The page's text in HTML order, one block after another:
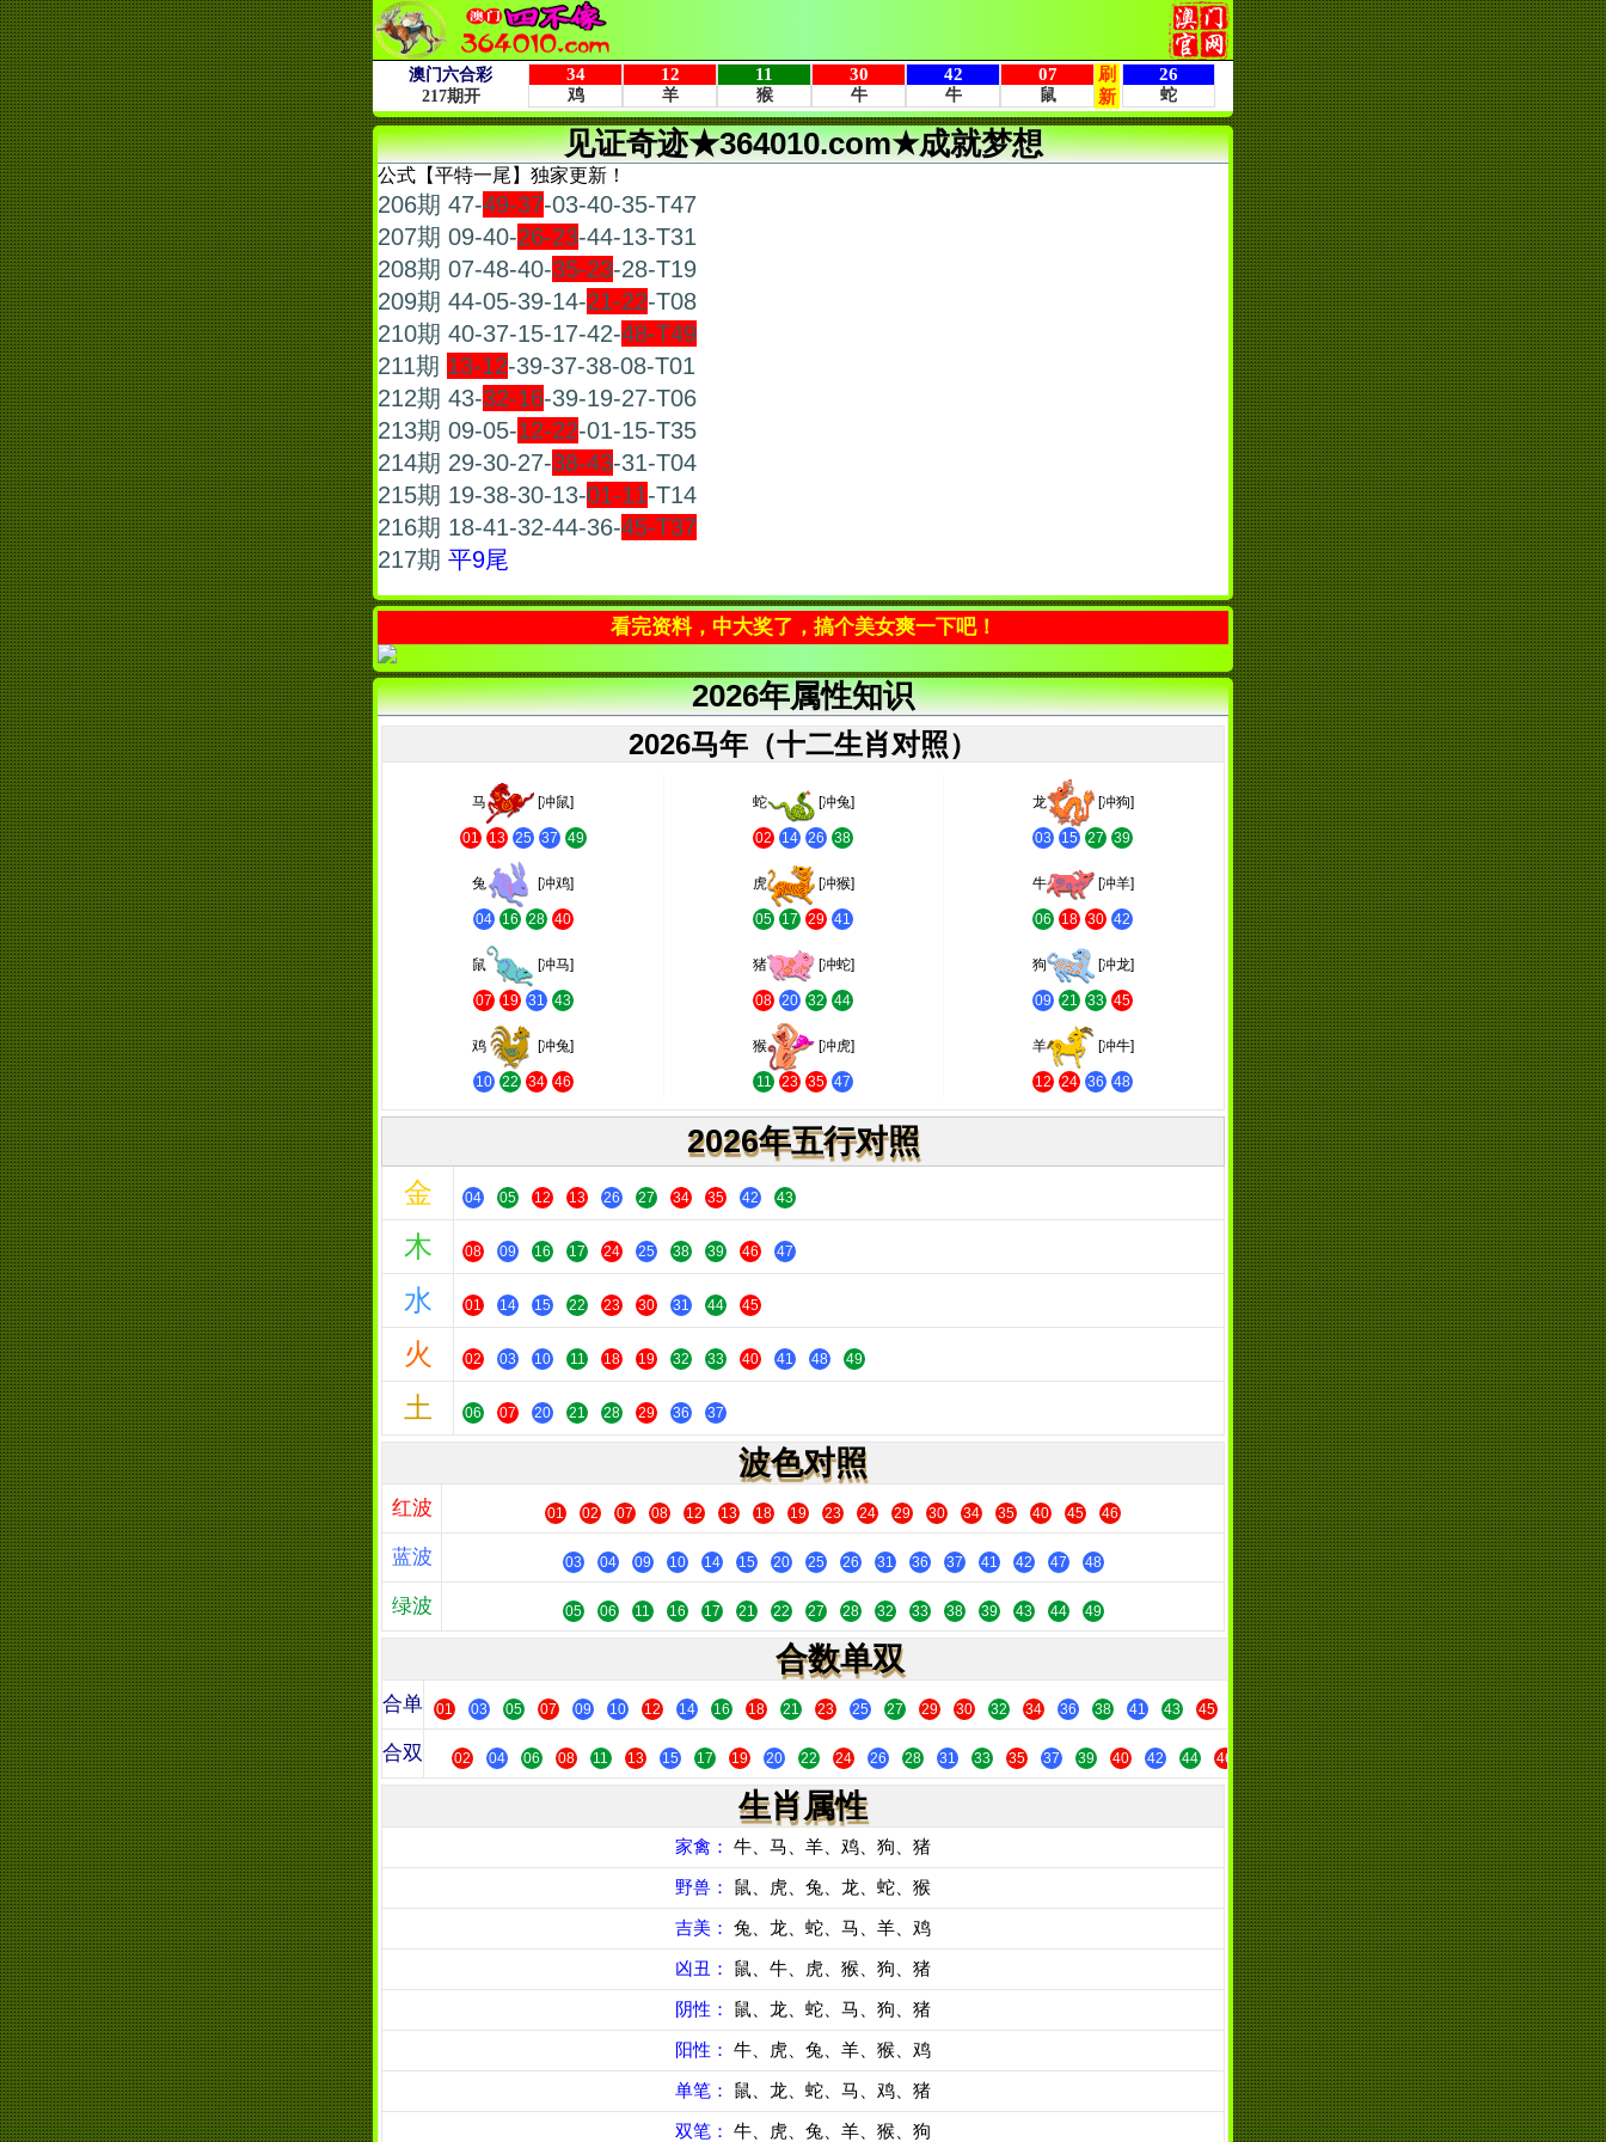
见证奇迹★364010.com★成就梦想
公式【平特一尾】独家更新！
206期 47-49-37-03-40-35-T47
207期 09-40-26-23-44-13-T31
208期 07-48-40-35-23-28-T19
209期 44-05-39-14-21-22-T08
210期 40-37-15-17-42-48-T49
211期 13-12-39-37-38-08-T01
212期 43-32-16-39-19-27-T06
213期 09-05-12-22-01-15-T35
214期 29-30-27-38-43-31-T04
215期 19-38-30-13-01-11-T14
216期 18-41-32-44-36-45-T37
217期 平9尾
看完资料，中大奖了，搞个美女爽一下吧！
2026年属性知识
2026马年（十二生肖对照）
马 [冲鼠]
01 13 25 37 49
蛇 [冲兔]
02 14 26 38
龙 [冲狗]
03 15 27 39
兔 [冲鸡]
04 16 28 40
虎 [冲猴]
05 17 29 41
牛 [冲羊]
06 18 30 42
鼠 [冲马]
07 19 31 43
猪 [冲蛇]
08 20 32 44
狗 [冲龙]
09 21 33 45
鸡 [冲兔]
10 22 34 46
猴 [冲虎]
11 23 35 47
羊 [冲牛]
12 24 36 48
2026年五行对照
金 04 05 12 13 26 27 34 35 42 43
木 08 09 16 17 24 25 38 39 46 47
水 01 14 15 22 23 30 31 44 45
火 02 03 10 11 18 19 32 33 40 41 48 49
土 06 07 20 21 28 29 36 37
波色对照
红波 01 02 07 08 12 13 18 19 23 24 29 30 34 35 40 45 46
蓝波 03 04 09 10 14 15 20 25 26 31 36 37 41 42 47 48
绿波 05 06 11 16 17 21 22 27 28 32 33 38 39 43 44 49
合数单双
合单 01 03 05 07 09 10 12 14 16 18 21 23 25 27 29 30 32 34 36 38 41 43 45 47 49
合双 02 04 06 08 11 13 15 17 19 20 22 24 26 28 31 33 35 37 39 40 42 44 46 48
生肖属性
家禽： 牛、马、羊、鸡、狗、猪
野兽： 鼠、虎、兔、龙、蛇、猴
吉美： 兔、龙、蛇、马、羊、鸡
凶丑： 鼠、牛、虎、猴、狗、猪
阴性： 鼠、龙、蛇、马、狗、猪
阳性： 牛、虎、兔、羊、猴、鸡
单笔： 鼠、龙、蛇、马、鸡、猪
双笔： 牛、虎、兔、羊、猴、狗